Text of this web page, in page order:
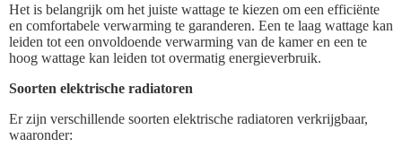
Het is belangrijk om het juiste wattage te kiezen om een efficiënte
en comfortabele verwarming te garanderen. Een te laag wattage kan
leiden tot een onvoldoende verwarming van de kamer en een te
hoog wattage kan leiden tot overmatig energieverbruik.
Soorten elektrische radiatoren
Er zijn verschillende soorten elektrische radiatoren verkrijgbaar,
waaronder: